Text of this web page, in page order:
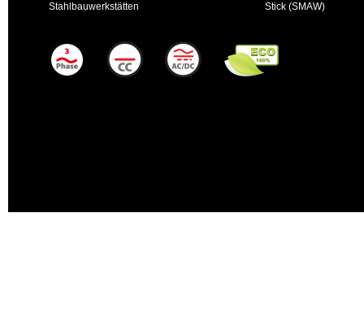
Stahlbauwerkstätten
Stick (SMAW)